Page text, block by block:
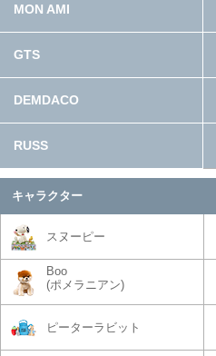
MON AMI
GTS
DEMDACO
RUSS
キャラクター
スヌーピー
Boo
(ポメラニアン)
ピーターラビット